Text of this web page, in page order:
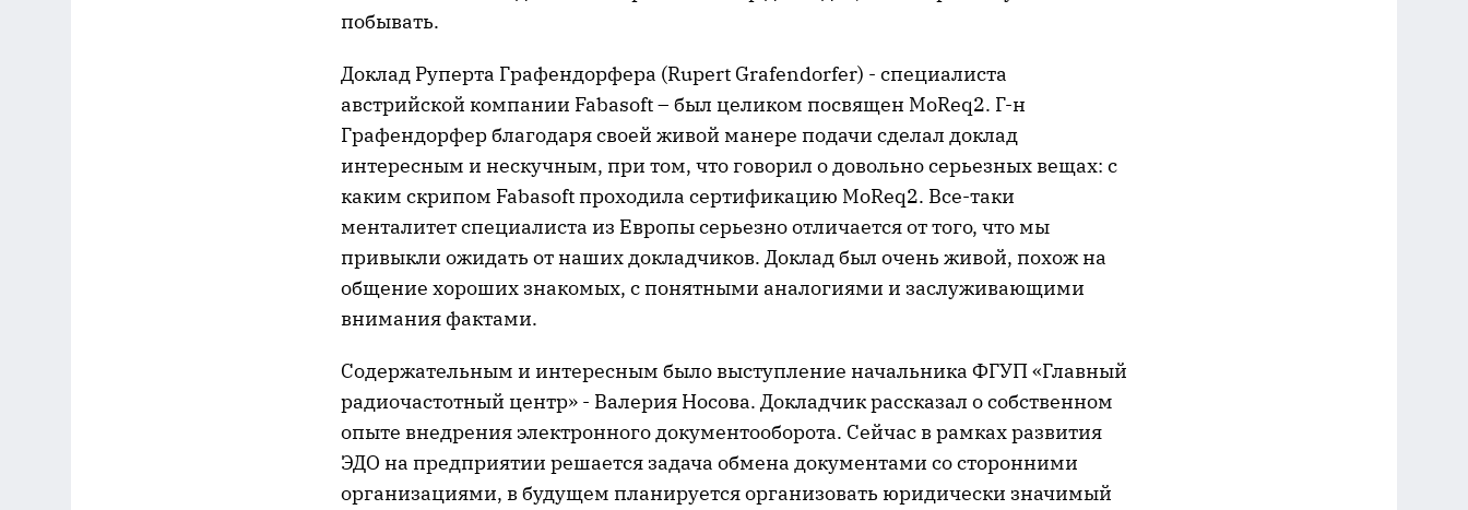
побывать.
Доклад Руперта Графендорфера (Rupert Grafendorfer) - специалиста
австрийской компании Fabasoft – был целиком посвящен MoReq2. Г-н
Графендорфер благодаря своей живой манере подачи сделал доклад
интересным и нескучным, при том, что говорил о довольно серьезных вещах: с
каким скрипом Fabasoft проходила сертификацию MoReq2. Все-таки
менталитет специалиста из Европы серьезно отличается от того, что мы
привыкли ожидать от наших докладчиков. Доклад был очень живой, похож на
общение хороших знакомых, с понятными аналогиями и заслуживающими
внимания фактами.
Содержательным и интересным было выступление начальника ФГУП «Главный
радиочастотный центр» - Валерия Носова. Докладчик рассказал о собственном
опыте внедрения электронного документооборота. Сейчас в рамках развития
ЭДО на предприятии решается задача обмена документами со сторонними
организациями, в будущем планируется организовать юридически значимый